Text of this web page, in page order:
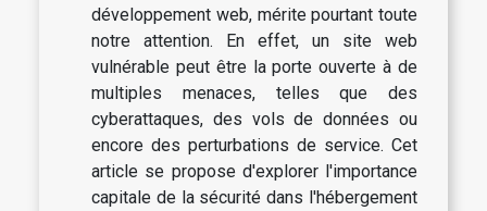
développement web, mérite pourtant toute
notre attention. En effet, un site web
vulnérable peut être la porte ouverte à de
multiples menaces, telles que des
cyberattaques, des vols de données ou
encore des perturbations de service. Cet
article se propose d'explorer l'importance
capitale de la sécurité dans l'hébergement